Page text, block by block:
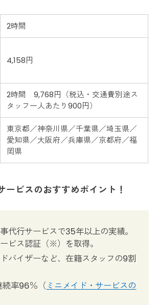
2時間
4,158円
2時間 9,768円（税込・交通費別途ス
タッフ一人あたり900円）
東京都／神奈川県／千葉県／埼玉県／
愛知県／大阪府／兵庫県／京都府／福
岡県
ービスのおすすめポイント！
代行サービスで35年以上の実績。
ビス認証（※）を取得。
バイザーなど、在籍スタッフの9割
続率96％（ ミニメイド・サービスの